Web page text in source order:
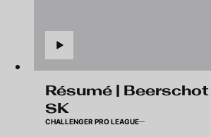
Résumé |
SK
CHALLENGER PRO LEAGUE